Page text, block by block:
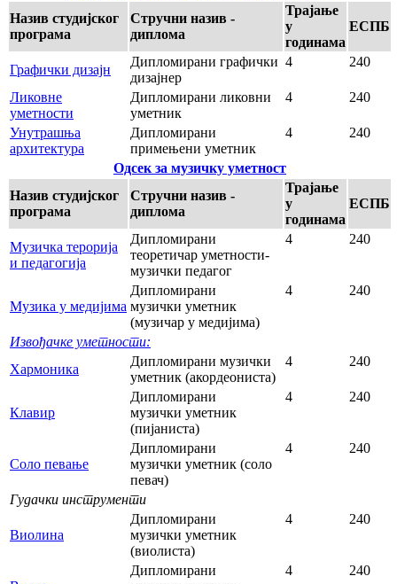
Назив студијског
програма
Стручни назив -
диплома
Трајање
у
годинама
ЕСПБ
Графички дизајн
Дипломирани графички
дизајнер
4 240
Ликовне
уметности
Дипломирани ликовни
уметник
4 240
Унутрашња
архитектура
Дипломирани
примењени уметник
4 240
Одсек за музичку уметност
Назив студијског
програма
Стручни назив -
диплома
Трајање
у
годинама
ЕСПБ
Музичка терорија
и педагогија
Дипломирани
теоретичар уметности-
музички педагог
4 240
Музика у медијима
Дипломирани
музички уметник
(музичар у медијима)
4 240
Извођачке уметности:
Хармоника
Дипломирани музички
уметник (акордеониста)
4 240
Клавир
Дипломирани
музички уметник
(пијаниста)
4 240
Соло певање
Дипломирани
музички уметник (соло
певач)
4 240
Гудачки инструменти
Виолина
Дипломирани
музички уметник
(виолиста)
4 240
Дипломирани
4 240